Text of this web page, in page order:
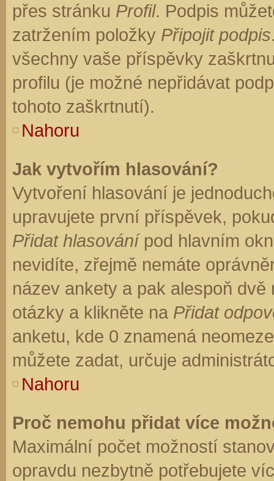
přes stránku Profil. Podpis
zatržením položky Připojit podpis
všechny vaše příspěvky
profilu (je možné nepřidávat
tohoto zaškrtnutí).
Nahoru
Jak vytvořím hlasování?
Vytvoření hlasování je
upravujete první příspěvek,
Přidat hlasovánípod hlavním
nevidíte, zřejmě nemáte
název ankety a pak alespoň
otázky a klikněte na Přidat
anketu, kde 0 znamená
můžete zadat, určuje
Nahoru
Proč nemohu přidat více
Maximální počet možností
opravdu nezbytně potřebujete